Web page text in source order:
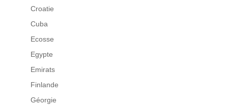
Croatie
Cuba
Ecosse
Egypte
Emirats
Finlande
Géorgie